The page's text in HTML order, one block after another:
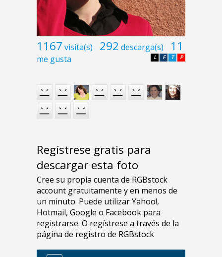
1167 visita(s) 292 descarga(s) 11
me gusta P
T
F
L
Regístrese gratis para
descargar esta foto